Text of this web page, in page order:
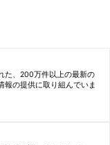
た、200万件以上の最新の
報の提供に取り組んでいま